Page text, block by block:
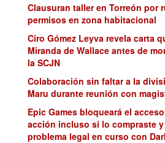
Clausuran taller en Torreón por
permisos en zona habitacional
Ciro Gómez Leyva revela carta
Miranda de Wallace antes de
la SCJN
Colaboración sin faltar a la
Maru durante reunión con
Epic Games bloqueará el
acción incluso si lo compraste
problema legal en curso con